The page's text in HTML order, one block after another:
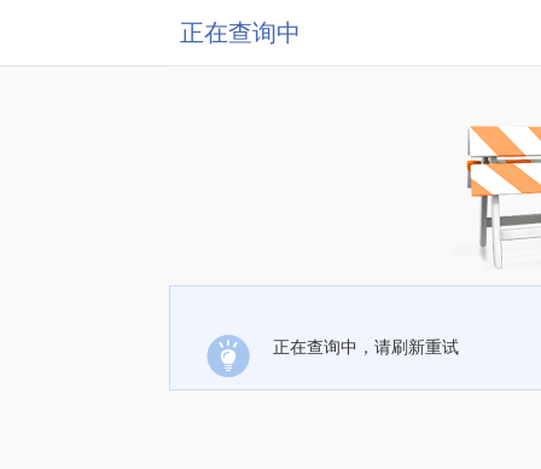
正在查询中
正在查询中，请刷新重试